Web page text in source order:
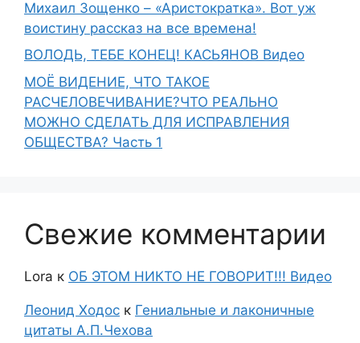
Михаил Зощенко – «Аристократка». Вот уж
воистину рассказ на все времена!
ВОЛОДЬ, ТЕБЕ КОНЕЦ! КАСЬЯНОВ Видео
МОЁ ВИДЕНИЕ, ЧТО ТАКОЕ
РАСЧЕЛОВЕЧИВАНИЕ?ЧТО РЕАЛЬНО
МОЖНО СДЕЛАТЬ ДЛЯ ИСПРАВЛЕНИЯ
ОБЩЕСТВА? Часть 1
Свежие комментарии
Lora к ОБ ЭТОМ НИКТО НЕ ГОВОРИТ!!! Видео
Леонид Ходос к Гениальные и лаконичные
цитаты А.П.Чехова